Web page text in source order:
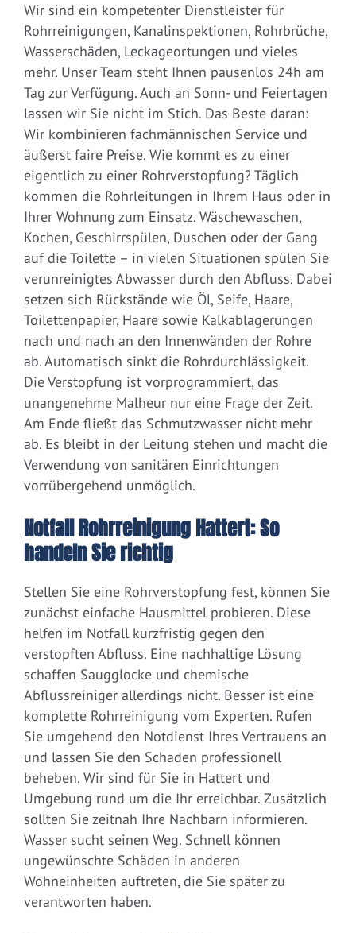
Wir sind ein kompetenter Dienstleister für
Rohrreinigungen, Kanalinspektionen, Rohrbrüche,
Wasserschäden, Leckageortungen und vieles
mehr. Unser Team steht Ihnen pausenlos 24h am
Tag zur Verfügung. Auch an Sonn- und Feiertagen
lassen wir Sie nicht im Stich. Das Beste daran:
Wir kombinieren fachmännischen Service und
äußerst faire Preise. Wie kommt es zu einer
eigentlich zu einer Rohrverstopfung? Täglich
kommen die Rohrleitungen in Ihrem Haus oder in
Ihrer Wohnung zum Einsatz. Wäschewaschen,
Kochen, Geschirrspülen, Duschen oder der Gang
auf die Toilette – in vielen Situationen spülen Sie
verunreinigtes Abwasser durch den Abfluss. Dabei
setzen sich Rückstände wie Öl, Seife, Haare,
Toilettenpapier, Haare sowie Kalkablagerungen
nach und nach an den Innenwänden der Rohre
ab. Automatisch sinkt die Rohrdurchlässigkeit.
Die Verstopfung ist vorprogrammiert, das
unangenehme Malheur nur eine Frage der Zeit.
Am Ende fließt das Schmutzwasser nicht mehr
ab. Es bleibt in der Leitung stehen und macht die
Verwendung von sanitären Einrichtungen
vorrübergehend unmöglich.
Notfall Rohrreinigung Hattert: So
handeln Sie richtig
Stellen Sie eine Rohrverstopfung fest, können Sie
zunächst einfache Hausmittel probieren. Diese
helfen im Notfall kurzfristig gegen den
verstopften Abfluss. Eine nachhaltige Lösung
schaffen Saugglocke und chemische
Abflussreiniger allerdings nicht. Besser ist eine
komplette Rohrreinigung vom Experten. Rufen
Sie umgehend den Notdienst Ihres Vertrauens an
und lassen Sie den Schaden professionell
beheben. Wir sind für Sie in Hattert und
Umgebung rund um die Ihr erreichbar. Zusätzlich
sollten Sie zeitnah Ihre Nachbarn informieren.
Wasser sucht seinen Weg. Schnell können
ungewünschte Schäden in anderen
Wohneinheiten auftreten, die Sie später zu
verantworten haben.